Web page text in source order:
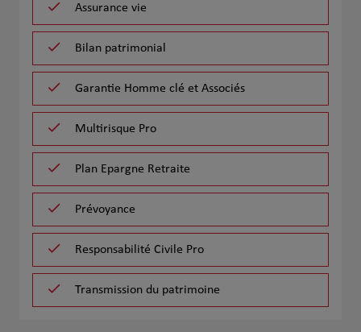
Assurance vie
Bilan patrimonial
Garantie Homme clé et Associés
Multirisque Pro
Plan Epargne Retraite
Prévoyance
Responsabilité Civile Pro
Transmission du patrimoine